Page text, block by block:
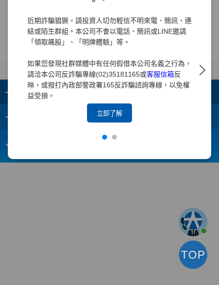
近期詐騙猖獗，請投資人切勿輕信不明來電、簡訊、連
結或陌生群組。本公司不會以電話、簡訊或LINE邀請
「領取飆股」、「明牌體驗」等。
如果您發現社群媒體中有任何假借本公司名義之行為，
請洽本公司反詐騙專線(02)35181165或客服信箱反
映，或撥打內政部警政署165反詐騙諮詢專線，以免權
益受損。
立即了解
+ 集團成員
+
webmaster@yuanta.com
TOP